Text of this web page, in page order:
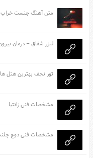
متن آهنگ جنست خراب
لیزر شقاق – درمان
تور نجف بهترین هتل های
مشخصات فنی زانتیا
مشخصات فنی دوج